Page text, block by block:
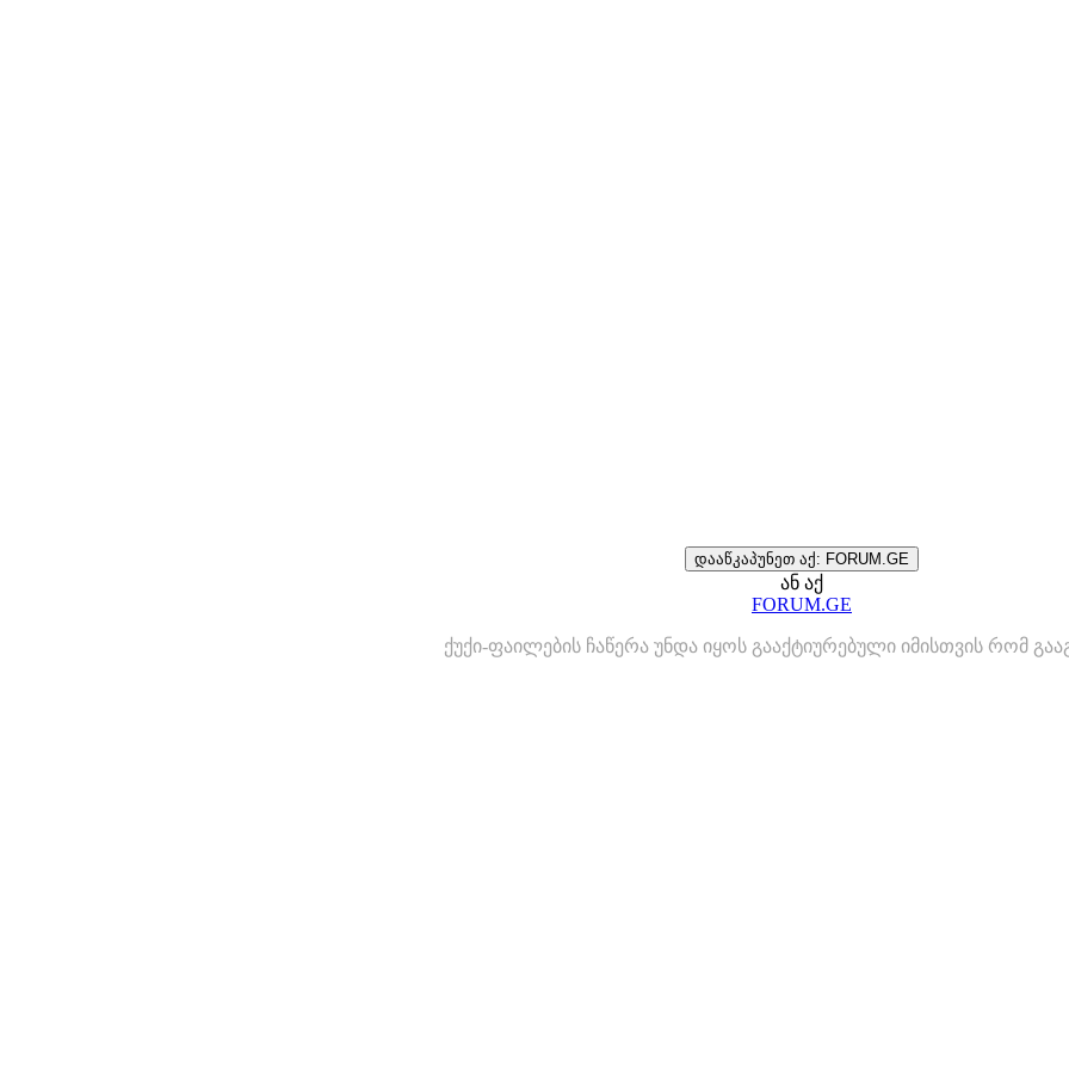
დააწკაპუნეთ აქ: FORUM.GE
ან აქ
FORUM.GE
ქუქი-ფაილების ჩაწერა უნდა იყოს გააქტიურებული იმისთვის რომ